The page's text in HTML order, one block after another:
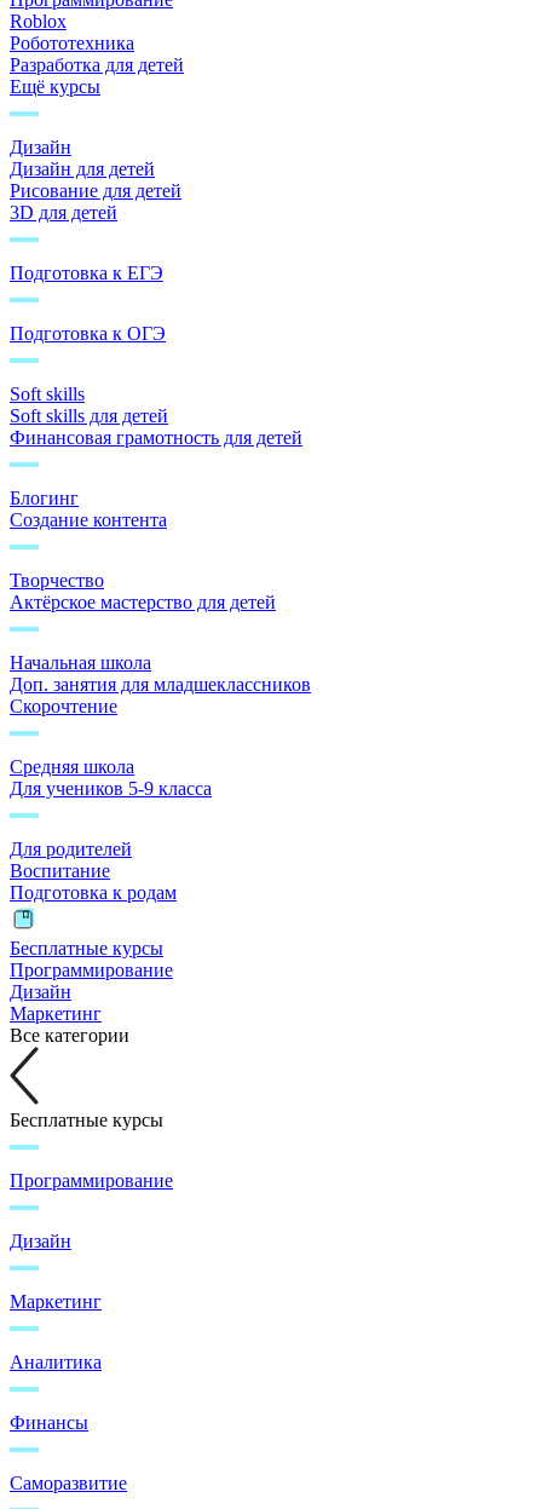
Roblox
Робототехника
Разработка для детей
Ещё курсы
Дизайн
Дизайн для детей
Рисование для детей
3D для детей
Подготовка к ЕГЭ
Подготовка к ОГЭ
Soft skills
Soft skills для детей
Финансовая грамотность для детей
Блогинг
Создание контента
Творчество
Актёрское мастерство для детей
Начальная школа
Доп. занятия для младшеклассников
Скорочтение
Средняя школа
Для учеников 5-9 класса
Для родителей
Воспитание
Подготовка к родам
Бесплатные курсы
Программирование
Дизайн
Маркетинг
Все категории
Бесплатные курсы
Программирование
Дизайн
Маркетинг
Аналитика
Финансы
Саморазвитие